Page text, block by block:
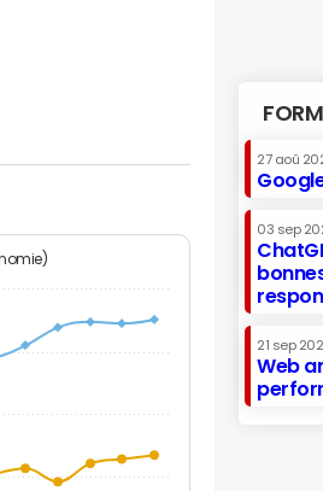
27 aoû
03 sep
21 sep
Web